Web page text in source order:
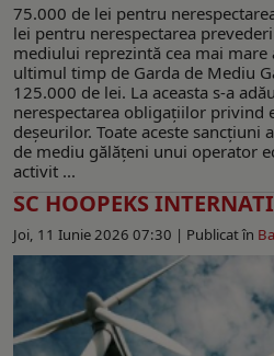
75.000 de lei pentru
lei pentru nerespectarea
mediului reprezintă cea mai
ultimul timp de Garda de Mediu
125.000 de lei. La aceasta s-a
nerespectarea obligațiilor privind
deșeurilor. Toate aceste sancțiuni
de mediu gălățeni unui operator
activit ...
SC HOOPEKS
Joi, 11 Iunie 2026 07:30 | Publicat în